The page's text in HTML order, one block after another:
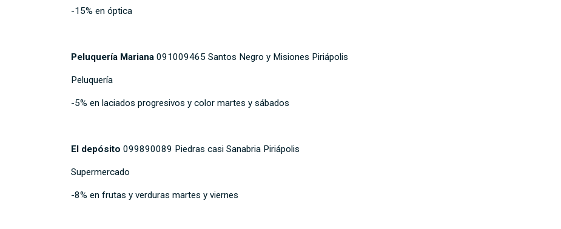
-15% en óptica
Peluquería Mariana 091009465 Santos Negro y Misiones Piriápolis
Peluquería
-5% en laciados progresivos y color martes y sábados
El depósito 099890089 Piedras casi Sanabria Piriápolis
Supermercado
-8% en frutas y verduras martes y viernes